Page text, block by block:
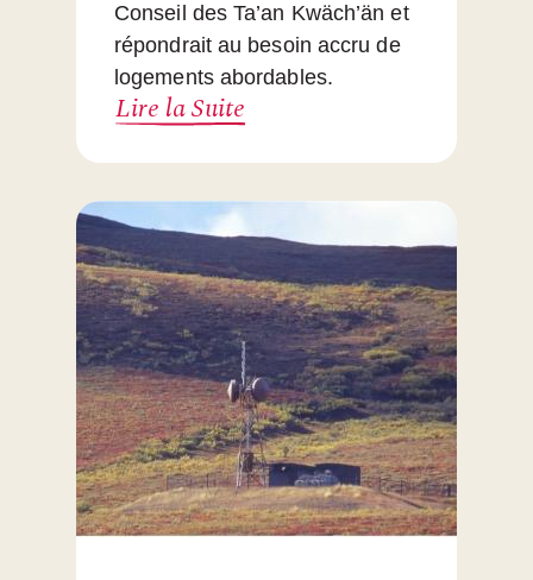
Conseil des Ta’an Kwäch’än et
répondrait au besoin accru de
logements abordables.
Lire la Suite